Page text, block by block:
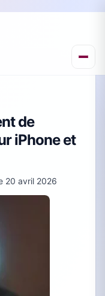
de
iPhone et
20 avril 2026